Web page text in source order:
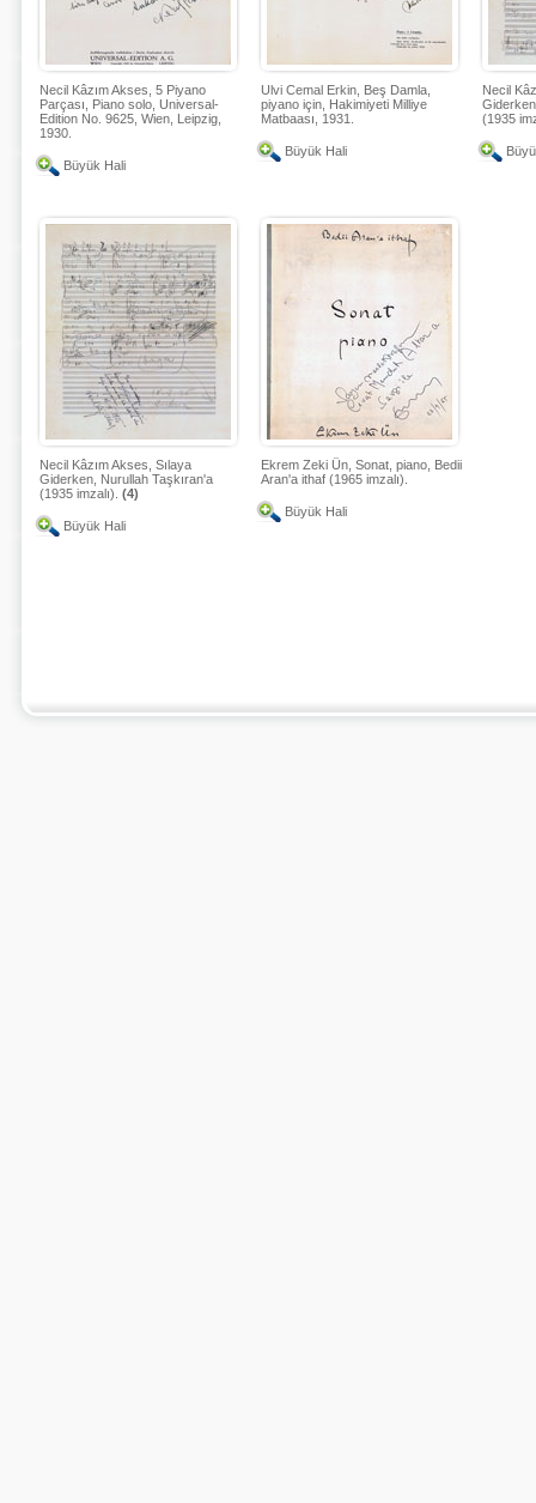
Necil Kâzım Akses, 5 Piyano
Parçası, Piano solo, Universal-
Edition No. 9625, Wien, Leipzig,
1930.
Büyük Hali
Ulvi Cemal Erkin, Beş Damla,
piyano için, Hakimiyeti Milliye
Matbaası, 1931.
Büyük Hali
Necil
(1935
Necil Kâzım Akses, Sılaya
Giderken, Nurullah Taşkıran'a
(1935 imzalı). (4)
Büyük Hali
Ekrem Zeki Ün, Sonat, piano, Bedii
Aran'a ithaf (1965 imzalı).
Büyük Hali